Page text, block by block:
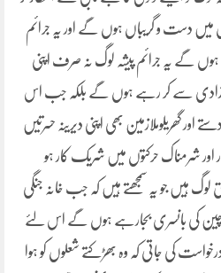
دست و گریباں ہوں گے اور یہ جرائم
گے یہ جرائم پیشہ لوگ نہ صرف اپنی
آزادی سے کر رہے ہوں گے بلکہ جب اس
اور گھریلوملازمین بھی اپنی دیرینہ حسرتیں
شرمناک حرکتوں میں شریک کار ہو
ہیں جو یہ سمجھتے ہیں کہ جب خانہ جنگی
چین کی بانسری بجارہے ہوں گے اس لئے
کی جاتی کہ وہ بھڑکتے شعلوں کو ہوا